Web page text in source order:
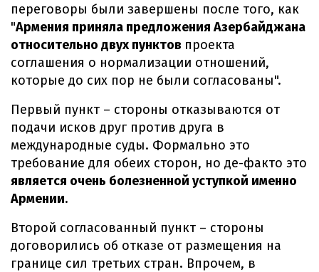
переговоры были завершены после того, как
"Армения приняла предложения Азербайджана
относительно двух пунктов проекта
соглашения о нормализации отношений,
которые до сих пор не были согласованы".
Первый пункт – стороны отказываются от
подачи исков друг против друга в
международные суды. Формально это
требование для обеих сторон, но де-факто это
является очень болезненной уступкой именно
Армении.
Второй согласованный пункт – стороны
договорились об отказе от размещения на
границе сил третьих стран. Впрочем, в